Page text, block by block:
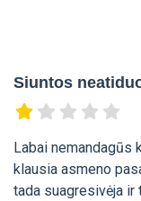
Siuntos
Labai nemandagūs
klausia asmeno
tada suagresivėja ir